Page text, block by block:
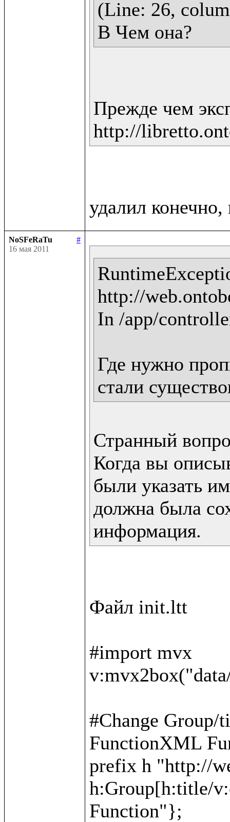
(Line: 26,
В Чем она?
Прежде чем
http://
NoSFeRaTu
#
16 мая 2011
http://
In /app/
Где нужно
стали
Странный
Когда вы
были указать
должна была
информация.
Файл init.ltt
#import mvx
#Change
FunctionXML
prefix h "http://
h:Group[h:title/
Function"};